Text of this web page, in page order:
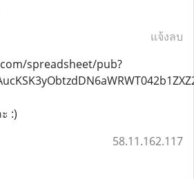
แจ้งลบ
spreadsheet/pub?
:)
58.11.162.117